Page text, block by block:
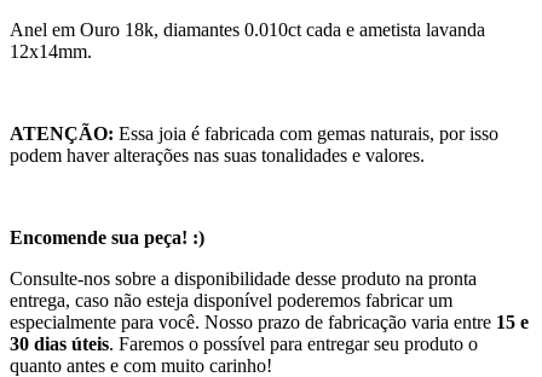
Anel em Ouro 18k, diamantes 0.010ct cada e ametista lavanda
12x14mm.
ATENÇÃO: Essa joia é fabricada com gemas naturais, por isso
podem haver alterações nas suas tonalidades e valores.
Encomende sua peça! :)
Consulte-nos sobre a disponibilidade desse produto na pronta
entrega, caso não esteja disponível poderemos fabricar um
especialmente para você. Nosso prazo de fabricação varia entre 15 e
30 dias úteis. Faremos o possível para entregar seu produto o
quanto antes e com muito carinho!